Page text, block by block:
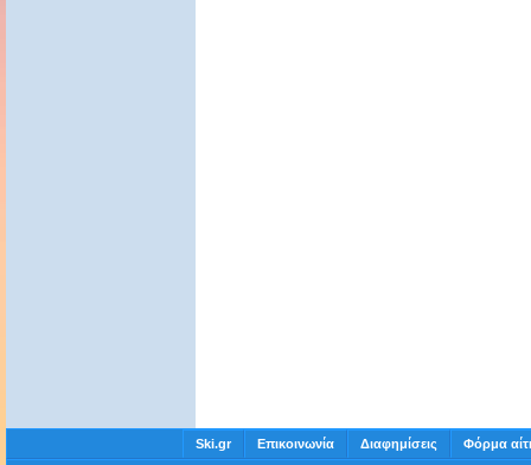
Ski.gr Επικοινωνία Διαφημίσεις Φόρμα